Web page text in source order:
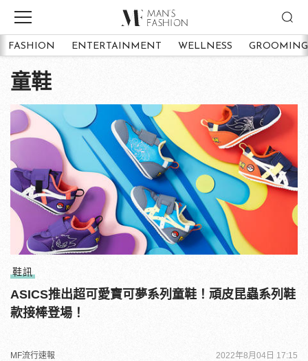
FASHION ENTERTAINMENT WELLNESS GROOMING
童鞋
鞋訊
ASICS推出超可愛寶可夢系列童鞋！頑皮昆蟲系列鞋
款接棒登場！
MF流行速報 2022年8月04日 17:15